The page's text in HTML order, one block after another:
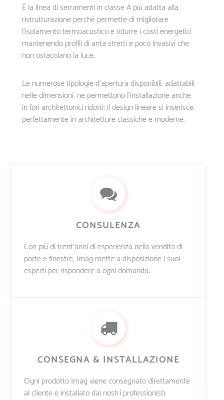
È la linea di serramenti in classe A più adatta alla
ristrutturazione perché permette di migliorare
l’isolamento termoacustico e ridurre i costi energetici
mantenendo profili di anta stretti e poco invasivi che
non ostacolano la luce.
Le numerose tipologie d’apertura disponibili, adattabili
nelle dimensioni, ne permettono l’installazione anche
in fori architettonici ridotti; il design lineare si inserisce
perfettamente in architetture classiche e moderne.
CONSULENZA
Con più di trent’anni di esperienza nella vendita di
porte e finestre, Imag mette a disposizione i suoi
esperti per rispondere a ogni domanda.
CONSEGNA & INSTALLAZIONE
Ogni prodotto Imag viene consegnato direttamente
al cliente e installato dai nostri professionisti.